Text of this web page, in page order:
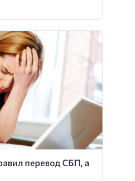
перевод СБП, а